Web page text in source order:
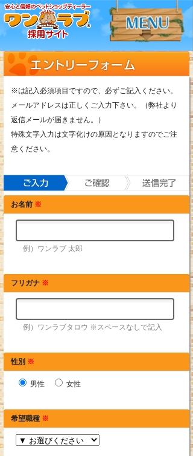
※は記入必須項目ですので、必ずご記入ください。
メールアドレスは正しくご入力下さい。（弊社より
返信メールが届きません。）
特殊文字入力は文字化けの原因となりますのでご注
意ください。
お名前 ※
例）ワンラブ 太郎
フリガナ ※
例）ワンラブタロウ ※スペースなしで記入
性別 ※
男性 女性
希望職種 ※